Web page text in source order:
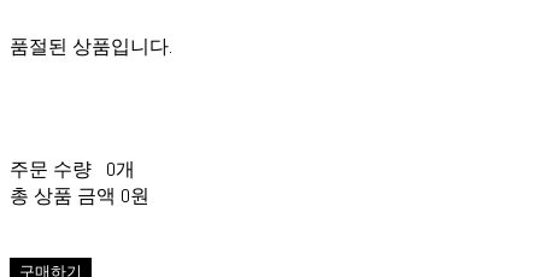
품절된 상품입니다.
주문 수량
0개
총 상품 금액 0원
구매하기